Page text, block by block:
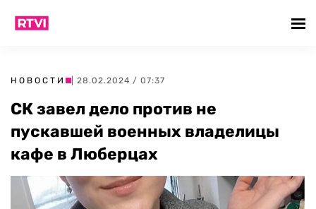
НОВОСТИ | 28.02.2024 / 07:37
СК завел дело против не
пускавшей военных владелицы
кафе в Люберцах